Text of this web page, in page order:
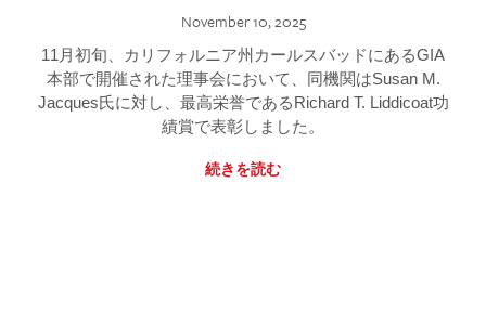
November 10, 2025
11月初旬、カリフォルニア州カールスバッドにあるGIA
本部で開催された理事会において、同機関はSusan M.
Jacques氏に対し、最高栄誉であるRichard T. Liddicoat功
績賞で表彰しました。
続きを読む